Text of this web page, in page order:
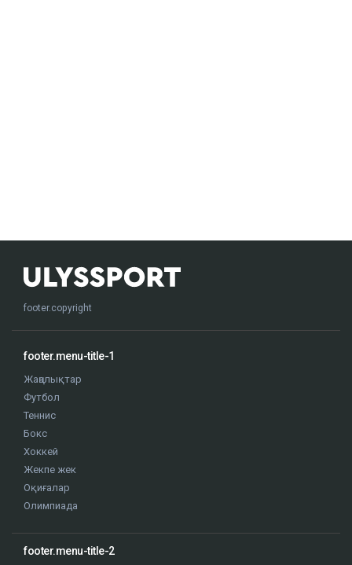
footer.copyright
footer.menu-title-1
Жаңалықтар
Футбол
Теннис
Бокс
Хоккей
Жекпе жек
Оқиғалар
Олимпиада
footer.menu-title-2